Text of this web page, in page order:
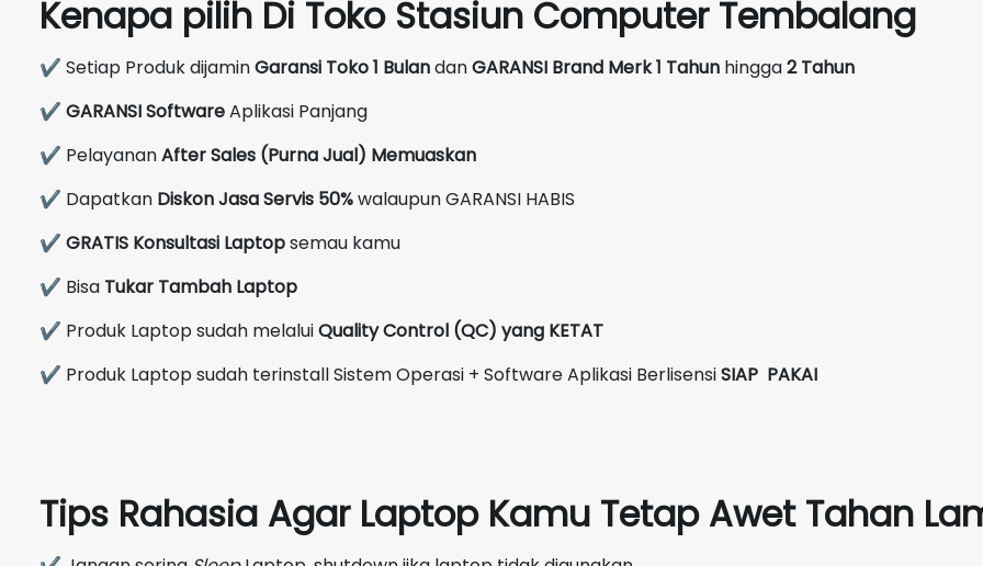
Kenapa pilih Di Toko Stasiun Computer Tembalang
✔ Setiap Produk dijaminGaransi Toko 1 BulandanGARANSI Brand Merk1 Tahun hingga2 Tahun
✔ GARANSI SoftwareAplikasi Panjang
✔ PelayananAfter Sales (Purna Jual) Memuaskan
✔ Dapatkan Diskon Jasa Servis 50%walaupun GARANSI HABIS
✔ GRATIS Konsultasi Laptopsemau kamu
✔ Bisa Tukar Tambah Laptop
✔ Produk Laptop sudah melaluiQuality Control (QC) yang KETAT
✔ Produk Laptop sudah terinstall Sistem Operasi + Software Aplikasi BerlisensiSIAP PAKAI
Tips Rahasia Agar Laptop Kamu Tetap Awet Tahan